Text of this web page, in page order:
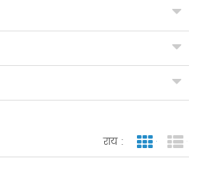
राय : जाली